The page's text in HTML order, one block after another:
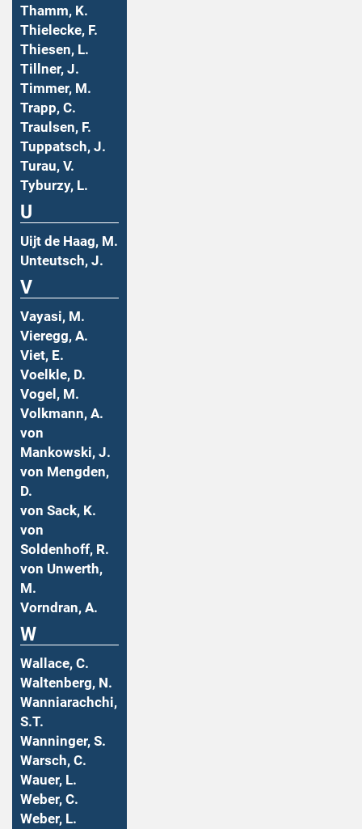
Thamm, K.
Thielecke, F.
Thiesen, L.
Tillner, J.
Timmer, M.
Trapp, C.
Traulsen, F.
Tuppatsch, J.
Turau, V.
Tyburzy, L.
U
Uijt de Haag, M.
Unteutsch, J.
V
Vayasi, M.
Vieregg, A.
Viet, E.
Voelkle, D.
Vogel, M.
Volkmann, A.
von
Mankowski, J.
von Mengden,
D.
von Sack, K.
von
Soldenhoff, R.
von Unwerth,
M.
Vorndran, A.
W
Wallace, C.
Waltenberg, N.
Wanniarachchi,
S.T.
Wanninger, S.
Warsch, C.
Wauer, L.
Weber, C.
Weber, L.